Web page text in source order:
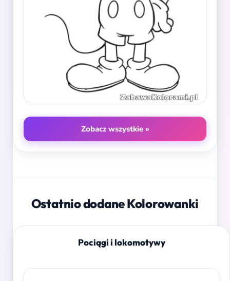
Zobacz wszystkie »
Ostatnio dodane Kolorowanki
Pociągi i lokomotywy